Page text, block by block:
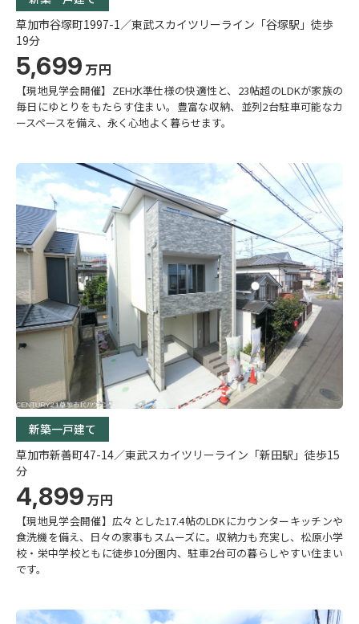
草加市谷塚町1997-1／東武スカイツリーライン「谷塚駅」徒歩
19分
5,699 万円
【現地見学会開催】ZEH水準仕様の快適性と、23帖超のLDKが家族の
毎日にゆとりをもたらす住まい。豊富な収納、並列2台駐車可能なカ
ースペースを備え、永く心地よく暮らせます。
新築一戸建て
草加市新善町47-14／東武スカイツリーライン「新田駅」徒歩15
分
4,899 万円
【現地見学会開催】広々とした17.4帖のLDKにカウンターキッチンや
食洗機を備え、日々の家事もスムーズに。収納力も充実し、松原小学
校・栄中学校ともに徒歩10分圏内、駐車2台可の暮らしやすい住まい
です。